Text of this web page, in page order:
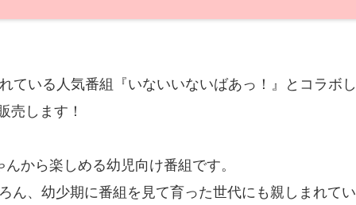
ている人気番組『いないいないばあっ！』とコラボし
売します！
から楽しめる幼児向け番組です。
ん、幼少期に番組を見て育った世代にも親しまれてい